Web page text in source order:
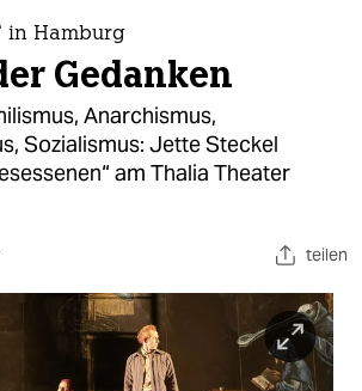
in Hamburg
Gedanken
Anarchismus,
Sozialismus: Jette Steckel
am Thalia Theater
teilen